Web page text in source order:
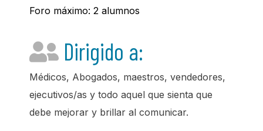
Foro máximo: 2 alumnos
Dirigido a:
Médicos, Abogados, maestros, vendedores,
ejecutivos/as y todo aquel que sienta que
debe mejorar y brillar al comunicar.